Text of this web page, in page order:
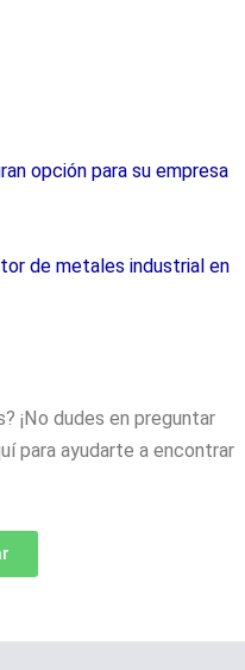
opción para su empresa
de metales industrial en
¡No dudes en preguntar
para ayudarte a encontrar